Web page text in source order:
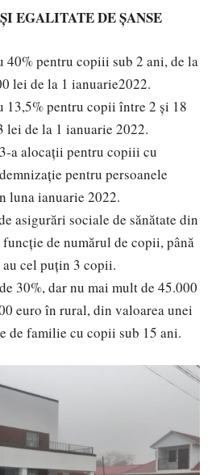
EGALITATE DE ȘANSE
40% pentru copiii sub 2 ani, de la
lei de la 1 ianuarie2022.
13,5% pentru copii între 2 și 18
lei de la 1 ianuarie 2022.
a alocații pentru copiii cu
pentru persoanele
luna ianuarie 2022.
asigurări sociale de sănătate din
de numărul de copii, până
cel puțin 3 copii.
30%, dar nu mai mult de 45.000
euro în rural, din valoarea unei
de familie cu copii sub 15 ani.